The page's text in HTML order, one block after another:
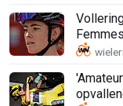
Femmes